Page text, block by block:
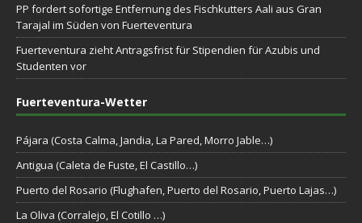
PP fordert sofortige Entfernung des Fischkutters Aali aus Gran
Tarajal im Süden von Fuerteventura
Fuerteventura zieht Antragsfrist für Stipendien für Azubis und
Studenten vor
Fuerteventura-Wetter
Pájara (Costa Calma, Jandia, La Pared, Morro Jable…)
Antigua (Caleta de Fuste, El Castillo…)
Puerto del Rosario (Flughafen, Puerto del Rosario, Puerto Lajas…)
La Oliva (Corralejo, El Cotillo …)